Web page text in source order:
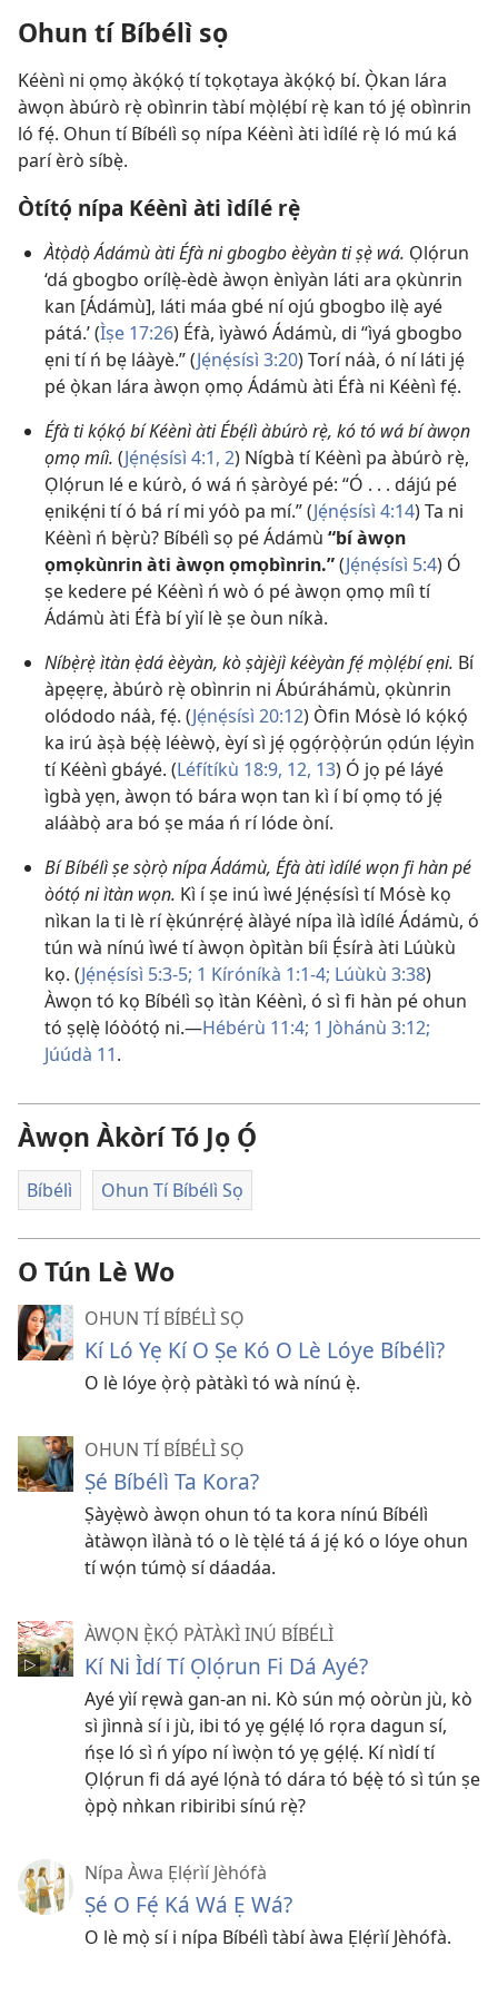
Ohun tí Bíbélì sọ
Kéènì ni ọmọ àkọ́kọ́ tí tọkọtaya àkọ́kọ́ bí. Ọ̀kan lára
àwọn àbúrò rẹ̀ obìnrin tàbí mọ̀lẹ́bí rẹ̀ kan tó jẹ́ obìnrin
ló fẹ́. Ohun tí Bíbélì sọ nípa Kéènì àti ìdílé rẹ̀ ló mú ká
parí èrò síbẹ̀.
Òtítọ́ nípa Kéènì àti ìdílé rẹ̀
Àtọ̀dọ̀ Ádámù àti Éfà ni gbogbo èèyàn ti ṣẹ̀ wá. Ọlọ́run
‘dá gbogbo orílẹ̀-èdè àwọn ènìyàn láti ara ọkùnrin
kan [Ádámù], láti máa gbé ní ojú gbogbo ilẹ̀ ayé
pátá.’ (Ìṣe 17:26) Éfà, ìyàwó Ádámù, di “ìyá gbogbo
ẹni tí ń bẹ láàyè.” (Jẹ́nẹ́sísì 3:20) Torí náà, ó ní láti jẹ́
pé ọ̀kan lára àwọn ọmọ Ádámù àti Éfà ni Kéènì fẹ́.
Éfà ti kọ́kọ́ bí Kéènì àti Ébẹ́lì àbúrò rẹ̀, kó tó wá bí àwọn
ọmọ míì. (Jẹ́nẹ́sísì 4:1, 2) Nígbà tí Kéènì pa àbúrò rẹ̀,
Ọlọ́run lé e kúrò, ó wá ń ṣàròyé pé: “Ó . . . dájú pé
ẹnikẹ́ni tí ó bá rí mi yóò pa mí.” (Jẹ́nẹ́sísì 4:14) Ta ni
Kéènì ń bẹ̀rù? Bíbélì sọ pé Ádámù “bí àwọn
ọmọkùnrin àti àwọn ọmọbìnrin.”(Jẹ́nẹ́sísì 5:4) Ó
ṣe kedere pé Kéènì ń wò ó pé àwọn ọmọ míì tí
Ádámù àti Éfà bí yìí lè ṣe òun níkà.
Níbẹ̀rẹ̀ ìtàn ẹ̀dá èèyàn, kò ṣàjèjì kéèyàn fẹ́ mọ̀lẹ́bí ẹni. Bí
àpẹẹrẹ, àbúrò rẹ̀ obìnrin ni Ábúráhámù, ọkùnrin
olódodo náà, fẹ́. (Jẹ́nẹ́sísì 20:12) Òfin Mósè ló kọ́kọ́
ka irú àṣà bẹ́ẹ̀ léèwọ̀, èyí sì jẹ́ ọgọ́rọ̀ọ̀rún ọdún lẹ́yìn
tí Kéènì gbáyé. (Léfítíkù 18:9, 12, 13) Ó jọ pé láyé
ìgbà yẹn, àwọn tó bára wọn tan kì í bí ọmọ tó jẹ́
aláàbọ̀ ara bó ṣe máa ń rí lóde òní.
Bí Bíbélì ṣe sọ̀rọ̀ nípa Ádámù, Éfà àti ìdílé wọn fi hàn pé
òótọ́ ni ìtàn wọn. Kì í ṣe inú ìwé Jẹ́nẹ́sísì tí Mósè kọ
nìkan la ti lè rí ẹ̀kúnrẹ́rẹ́ àlàyé nípa ìlà ìdílé Ádámù, ó
tún wà nínú ìwé tí àwọn òpìtàn bíi Ẹ́sírà àti Lúùkù
kọ. (Jẹ́nẹ́sísì 5:3-5; 1 Kíróníkà 1:1-4; Lúùkù 3:38)
Àwọn tó kọ Bíbélì sọ ìtàn Kéènì, ó sì fi hàn pé ohun
tó ṣẹlẹ̀ lóòótọ́ ni.​—Hébérù 11:4; 1 Jòhánù 3:12;
Júúdà 11.
Àwọn Àkòrí Tó Jọ Ọ́
Bíbélì Ohun Tí Bíbélì Sọ
O Tún Lè Wo
OHUN TÍ BÍBÉLÌ SỌ
Kí Ló Yẹ Kí O Ṣe Kó O Lè Lóye Bíbélì?
O lè lóye ọ̀rọ̀ pàtàkì tó wà nínú ẹ̀.
OHUN TÍ BÍBÉLÌ SỌ
Ṣé Bíbélì Ta Kora?
Ṣàyẹ̀wò àwọn ohun tó ta kora nínú Bíbélì
àtàwọn ìlànà tó o lè tẹ̀lé tá á jẹ́ kó o lóye ohun
tí wọ́n túmọ̀ sí dáadáa.
ÀWỌN Ẹ̀KỌ́ PÀTÀKÌ INÚ BÍBÉLÌ
Kí Ni Ìdí Tí Ọlọ́run Fi Dá Ayé?
Ayé yìí rẹwà gan-an ni. Kò sún mọ́ oòrùn jù, kò
sì jìnnà sí i jù, ibi tó yẹ gẹ́lẹ́ ló rọra dagun sí,
ńṣe ló sì ń yípo ní ìwọ̀n tó yẹ gẹ́lẹ́. Kí nìdí tí
Ọlọ́run fi dá ayé lọ́nà tó dára tó bẹ́ẹ̀ tó sì tún ṣe
ọ̀pọ̀ nǹkan ribiribi sínú rẹ̀?
Nípa Àwa Ẹlẹ́rìí Jèhófà
Ṣé O Fẹ́ Ká Wá Ẹ Wá?
O lè mọ̀ sí i nípa Bíbélì tàbí àwa Ẹlẹ́rìí Jèhófà.